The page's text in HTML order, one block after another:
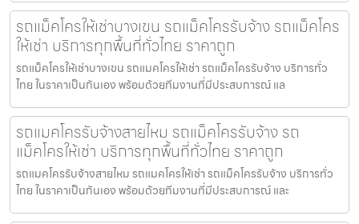
รถแม็คโครให้เช่าบางเขน รถแม็คโครรับจ้าง รถแม็คโคร
ให้เช่า บริการทุกพื้นที่ทั่วไทย ราคาถูก
รถแม็คโครให้เช่าบางเขน รถแมคโครให้เช่า รถแม็คโครรับจ้าง บริการทั่ว
ไทย ในราคาเป็นกันเอง พร้อมด้วยทีมงานที่มีประสบการณ์ แล
รถแมคโครรับจ้างสายไหม รถแม็คโครรับจ้าง รถ
แม็คโครให้เช่า บริการทุกพื้นที่ทั่วไทย ราคาถูก
รถแมคโครรับจ้างสายไหม รถแมคโครให้เช่า รถแม็คโครรับจ้าง บริการทั่ว
ไทย ในราคาเป็นกันเอง พร้อมด้วยทีมงานที่มีประสบการณ์ และ